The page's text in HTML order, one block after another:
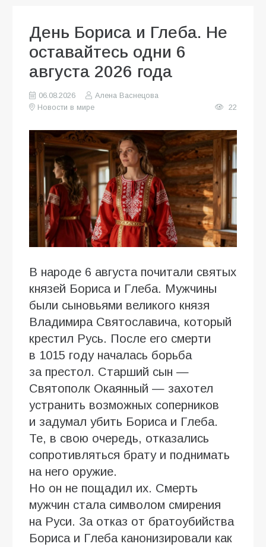
День Бориса и Глеба. Не
оставайтесь одни 6
августа 2026 года
06.08.2026
Алена Васнецова
Новости в мире
22
В народе 6 августа почитали святых
князей Бориса и Глеба. Мужчины
были сыновьями великого князя
Владимира Святославича, который
крестил Русь. После его смерти
в 1015 году началась борьба
за престол. Старший сын —
Святополк Окаянный — захотел
устранить возможных соперников
и задумал убить Бориса и Глеба.
Те, в свою очередь, отказались
сопротивляться брату и поднимать
на него оружие.
Но он не пощадил их. Смерть
мужчин стала символом смирения
на Руси. За отказ от братоубийства
Бориса и Глеба канонизировали как